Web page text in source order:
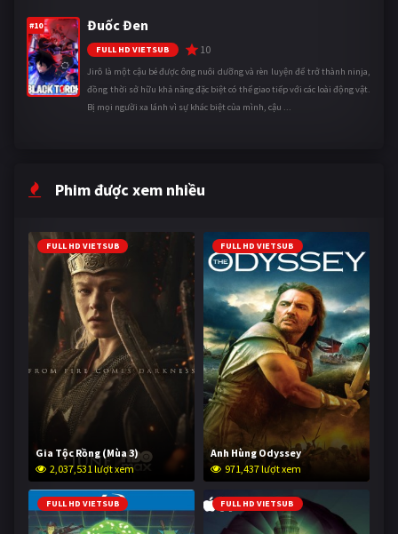
#10 Đuốc Đen
FULL HD VIETSUB 10
Jirô là một cậu bé được ông nuôi dưỡng và rèn luyện để trở thành ninja,
đồng thời sở hữu khả năng đặc biệt có thể giao tiếp với các loài động vật.
Bị mọi người xa lánh vì sự khác biệt của mình, cậu ...
Phim được xem nhiều
FULL HD VIETSUB
Gia Tộc Rồng (Mùa 3)
2,037,531 lượt xem
FULL HD VIETSUB
Anh Hùng Odyssey
971,437 lượt xem
FULL HD VIETSUB FULL HD VIETSUB